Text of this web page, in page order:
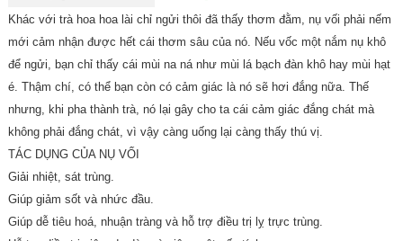
Khác với trà hoa hoa lài chỉ ngửi thôi đã thấy thơm đằm, nụ vối phải nếm
mới cảm nhận được hết cái thơm sâu của nó. Nếu vốc một nắm nụ khô
để ngửi, bạn chỉ thấy cái mùi na ná như mùi lá bạch đàn khô hay mùi hạt
é. Thậm chí, có thể bạn còn có cảm giác là nó sẽ hơi đắng nữa. Thế
nhưng, khi pha thành trà, nó lại gây cho ta cái cảm giác đắng chát mà
không phải đắng chát, vì vậy càng uống lại càng thấy thú vị.
TÁC DỤNG CỦA NỤ VỐI
Giải nhiệt, sát trùng.
Giúp giảm sốt và nhức đầu.
Giúp dễ tiêu hoá, nhuận tràng và hỗ trợ điều trị lỵ trực trùng.